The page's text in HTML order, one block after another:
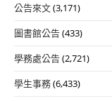
公告來文(3,171)
圖書館公告(433)
學務處公告(2,721)
學生事務(6,433)